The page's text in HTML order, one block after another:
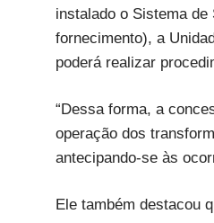
instalado o Sistema
fornecimento), a
poderá realizar
“Dessa forma, a
operação dos
antecipando-se às
Ele também destacou